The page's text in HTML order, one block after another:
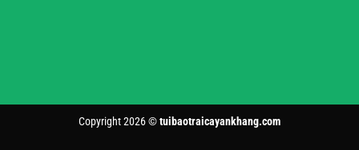
Copyright 2026 ©tuibaotraicayankhang.com